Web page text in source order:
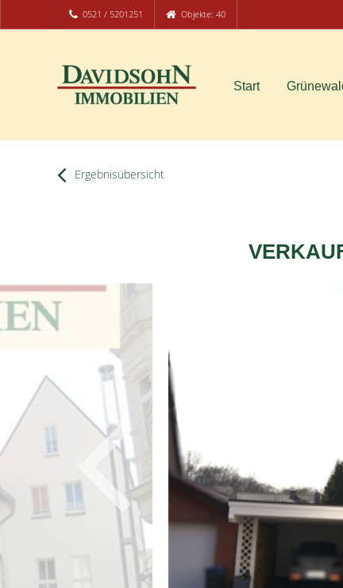
0521 / 5201251 Objekte: 40
Start
Ergebnisübersicht